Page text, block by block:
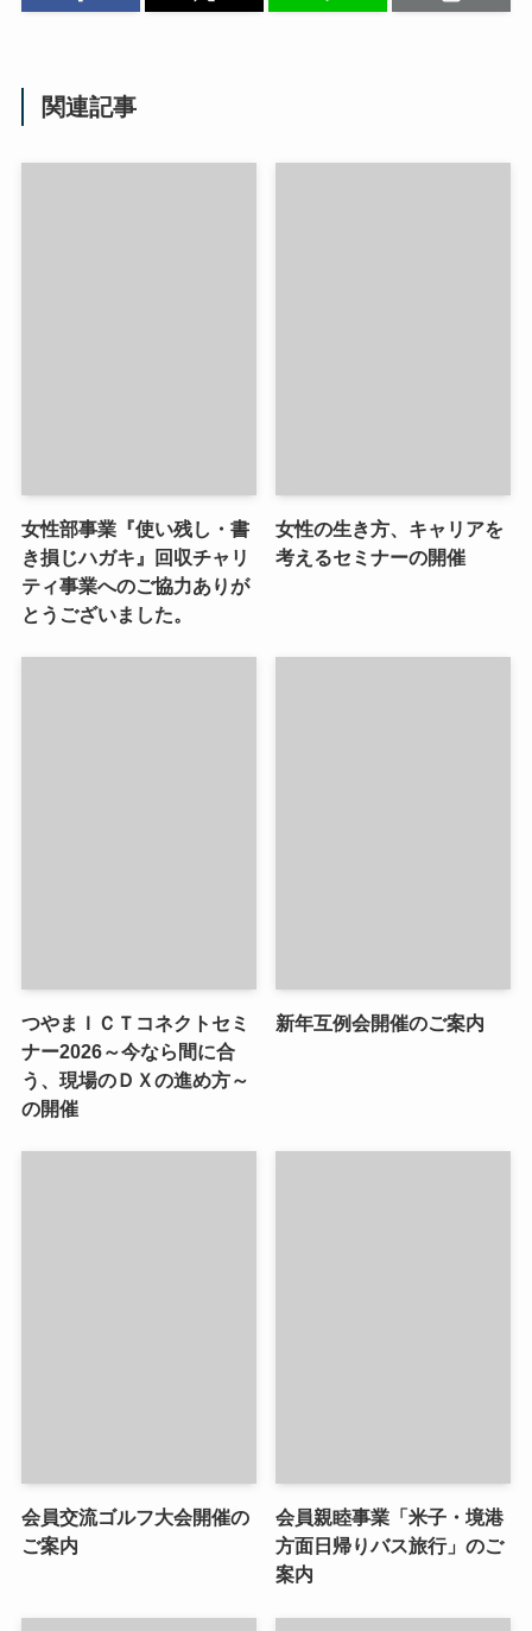
関連記事
女性部事業『使い残し・書
き損じハガキ』回収チャリ
ティ事業へのご協力ありが
とうございました。
女性の生き方、キャリアを
考えるセミナーの開催
つやまＩＣＴコネクトセミ
ナー2026～今なら間に合
う、現場のＤＸの進め方～
の開催
新年互例会開催のご案内
会員交流ゴルフ大会開催の
ご案内
会員親睦事業「米子・境港
方面日帰りバス旅行」のご
案内